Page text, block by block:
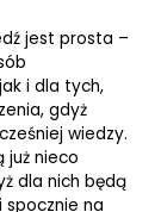
jest prosta –
i dla tych,
gdyż
wiedzy.
już nieco
dla nich będą
spocznie na